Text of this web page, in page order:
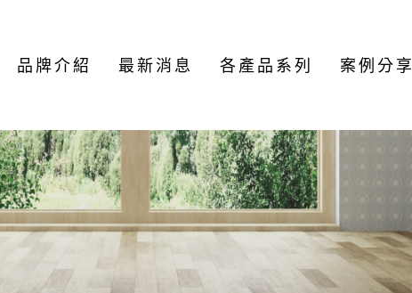
品牌介紹 最新消息 各產品系列 案例分享